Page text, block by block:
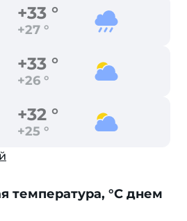
+33 °
+27 °
+33 °
+26 °
+32 °
+25 °
температура, °C днем